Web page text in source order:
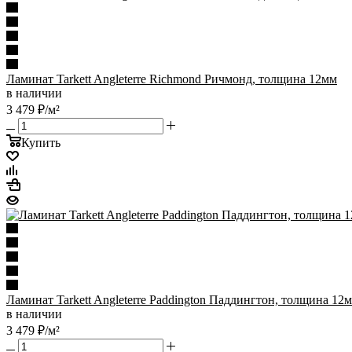
Ламинат Tarkett Angleterre Richmond Ричмонд, толщина 12мм
в наличии
3 479 ₽/м²
Купить
Ламинат Tarkett Angleterre Paddington Паддингтон, толщина
в наличии
3 479 ₽/м²